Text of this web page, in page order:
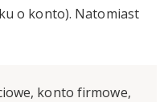
o konto). Natomiast
konto firmowe,